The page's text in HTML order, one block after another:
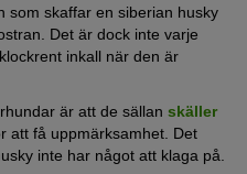
som skaffar en siberian husky
Det är dock inte varje
inkall när den är
är att de sällan skäller
att få uppmärksamhet. Det
inte har något att klaga på.